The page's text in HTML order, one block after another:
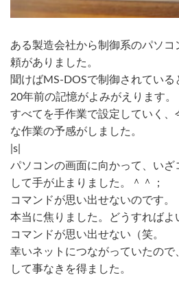
ある製造会社から制御系のパソ
頼がありました。
聞けばMS-DOSで制御されている
20年前の記憶がよみがえります。
すべてを手作業で設定していく、
な作業の予感がしました。
|s|
パソコンの画面に向かって、いざ
して手が止まりました。＾＾；
コマンドが思い出せないのです。
本当に焦りました。どうすればよ
コマンドが思い出せない（笑。
幸いネットにつながっていたの
して事なきを得ました。